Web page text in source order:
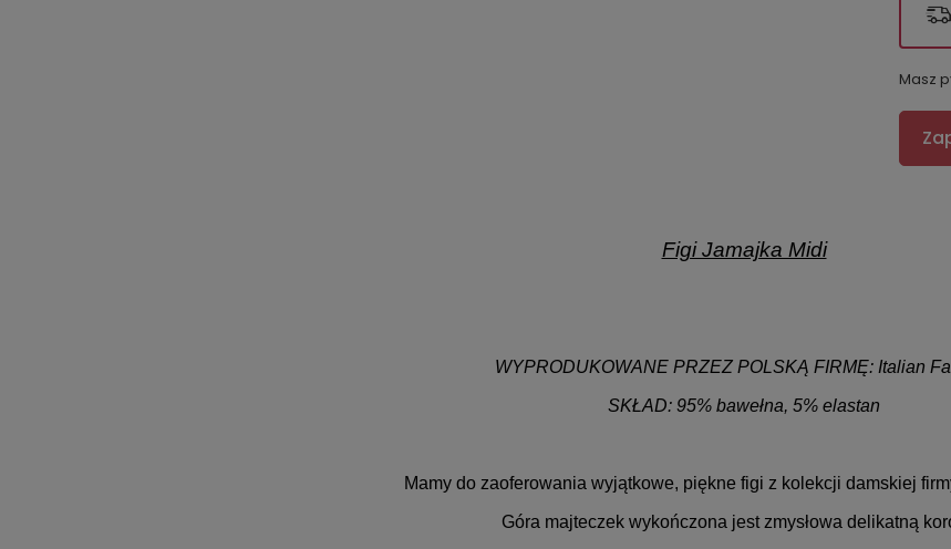
Masz
Figi Jamajka Midi
WYPRODUKOWANE PRZEZ POLSKĄ FIRMĘ: Italian
SKŁAD: 95% bawełna, 5% elastan
Mamy do zaoferowania wyjątkowe, piękne figi z kolekcji damskiej
Góra majteczek wykończona jest zmysłowa delikatną